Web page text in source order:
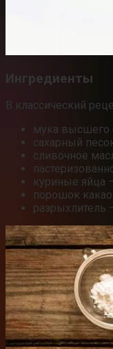
Ингредиенты
В классический
мука высшего
сахарный
сливочное
куриные яйца
порошок какао
разрыхлитель